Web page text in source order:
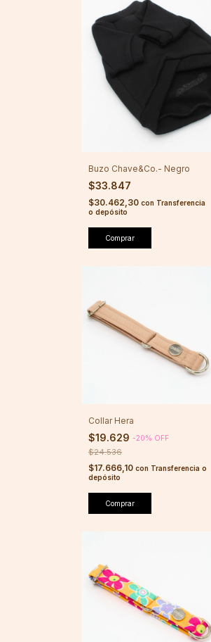
Buzo Chave&Co.- Negro
$33.847
$30.462,30 con Transferencia
o depósito
Comprar
Collar Hera
$19.629 -20% OFF
$24.536
$17.666,10 con Transferencia o
depósito
Comprar